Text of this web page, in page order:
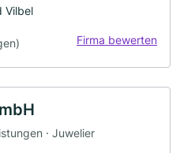
Vilbel
Firma bewerten
· Juwelier